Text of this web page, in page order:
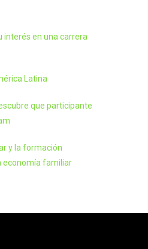
interés en una carrera
Latina
que participante
y la formación
economía familiar